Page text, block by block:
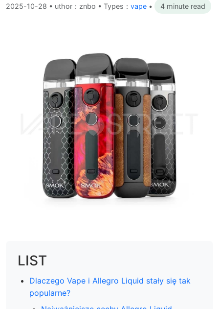
2025-10-28 • uthor：znbo • Types： vape • 4 minute read
LIST
Dlaczego Vape i Allegro Liquid stały się tak
popularne?